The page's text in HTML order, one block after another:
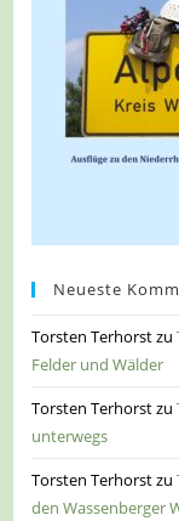
Neueste
Torsten Terhorstzu
Felder und Wälder
Torsten Terhorstzu
unterwegs
Torsten Terhorstzu
den Wassenberger